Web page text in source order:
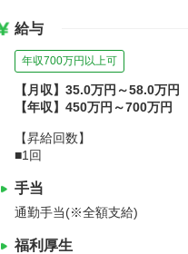
給与
年収700万円以上可
【月収】35.0万円～58.0万円
【年収】450万円～700万円
【昇給回数】
■1回
手当
通勤手当(※全額支給)
福利厚生